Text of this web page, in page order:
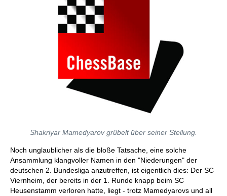
Shakriyar Mamedyarov grübelt über seiner Stellung.
Noch unglaublicher als die bloße Tatsache, eine solche
Ansammlung klangvoller Namen in den "Niederungen" der
deutschen 2. Bundesliga anzutreffen, ist eigentlich dies: Der SC
Viernheim, der bereits in der 1. Runde knapp beim SC
Heusenstamm verloren hatte, liegt - trotz Mamedyarovs und all